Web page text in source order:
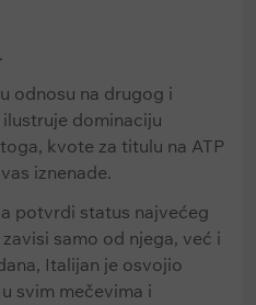
odnosu na drugog i
dominaciju
kvote za titulu na ATP
iznenade.
potvrdi status najvećeg
samo od njega, već i
Italijan je osvojio
svim mečevima i